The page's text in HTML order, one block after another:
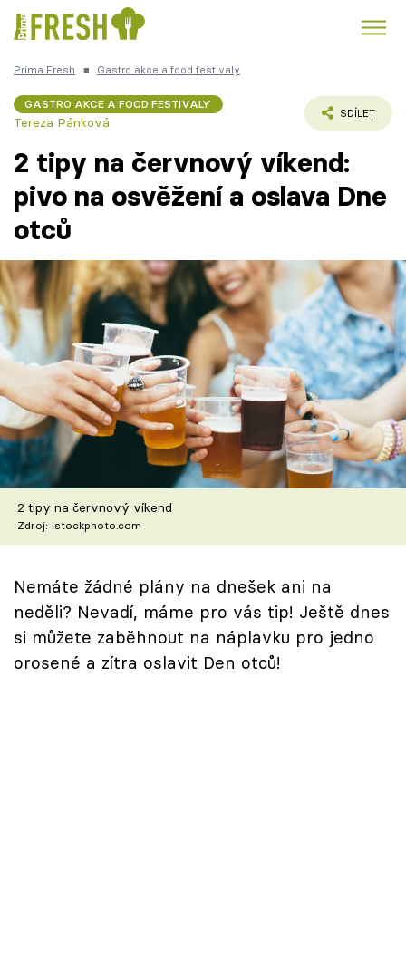
Česká kuchyně
Témata
Recepty
Články
TV Program
Škola vaření
Recepty z TV
Speciál: Cuketa
Sledujte prima+
Přihlášení
Prima Fresh ■ Gastro akce a food festivaly
GASTRO AKCE A FOOD FESTIVALY
Tereza Pánková
SDÍLET
2 tipy na červnový víkend:
pivo na osvěžení a oslava Dne
otců
2 tipy na červnový víkend
Zdroj: istockphoto.com
Nemáte žádné plány na dnešek ani na
neděli? Nevadí, máme pro vás tip! Ještě dnes
si můžete zaběhnout na náplavku pro jedno
orosené a zítra oslavit Den otců!